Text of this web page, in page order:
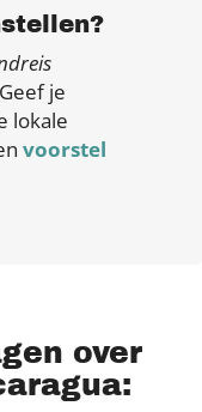
je
lokale
voorstel
over